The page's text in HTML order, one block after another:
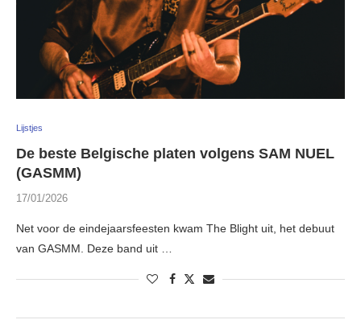
Lijstjes
De beste Belgische platen volgens SAM NUEL
(GASMM)
17/01/2026
Net voor de eindejaarsfeesten kwam The Blight uit, het debuut
van GASMM. Deze band uit …